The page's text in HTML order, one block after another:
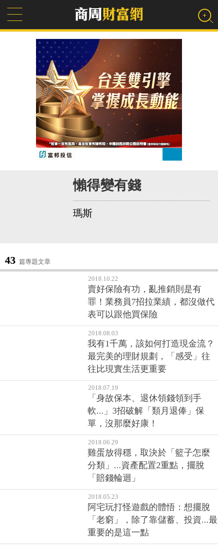
懶得變有錢
瑪斯
43 篇專題文章
2018.10.22
賣好保險有功，亂推銷則是有
罪！業務員7招拉業績，都沒做代
表可以跟他買保險
2018.08.03
我有1千萬，該如何打造現金流？
最完美的理財規劃，「感受」往
往比現實生活更重要
2018.07.19
「身故保本、退休領錢領到手
軟...」3招破解「類月退俸」保
單，沒那麼好康！
2018.06.29
雞蛋放得穩，取決於「籃子怎麼
分類」...資產配置2重點，擺脫
「賠錢輪迴」
2018.05.23
阿宅玩打怪遊戲的體悟：想擺脫
「老窮」，除了靠儲蓄、投資...最
重要的是這一點